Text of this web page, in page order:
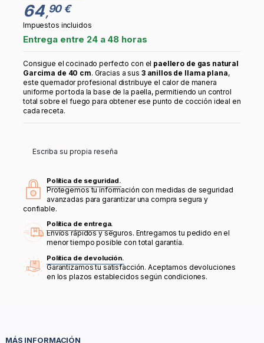
64 ,90 €
Impuestos incluidos
Entrega entre 24 a 48 horas
Consigue el cocinado perfecto con el paellero de gas natural
Garcima de 40 cm. Gracias a sus 3 anillos de llama plana,
este quemador profesional distribuye el calor de manera
uniforme por toda la base de la paella, permitiendo un control
total sobre el fuego para obtener ese punto de cocción ideal en
cada receta.
Escriba su propia reseña
Política de seguridad.
Protegemos tu información con medidas de seguridad
avanzadas para garantizar una compra segura y
confiable.
Política de entrega.
Envíos rápidos y seguros. Entregamos tu pedido en el
menor tiempo posible con total garantía.
Política de devolución.
Garantizamos tu satisfacción. Aceptamos devoluciones
en los plazos establecidos según condiciones.
MÁS INFORMACIÓN